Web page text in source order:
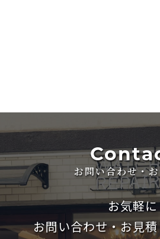
お問い合わせ・
お気軽に
お問い合わせ・お見積